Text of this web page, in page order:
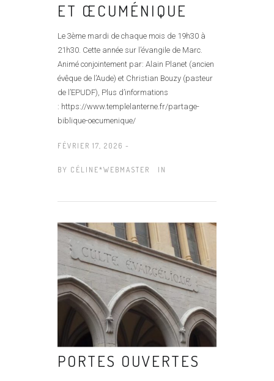
ET ŒCUMÉNIQUE
Le 3ème mardi de chaque mois de 19h30 à
21h30. Cette année sur l’évangile de Marc.
Animé conjointement par: Alain Planet (ancien
évêque de l’Aude) et Christian Bouzy (pasteur
de l’EPUDF), Plus d’informations
: https://www.templelanterne.fr/partage-
biblique-oecumenique/
FÉVRIER 17, 2026 -
BY CÉLINE*WEBMASTER IN
PORTES OUVERTES